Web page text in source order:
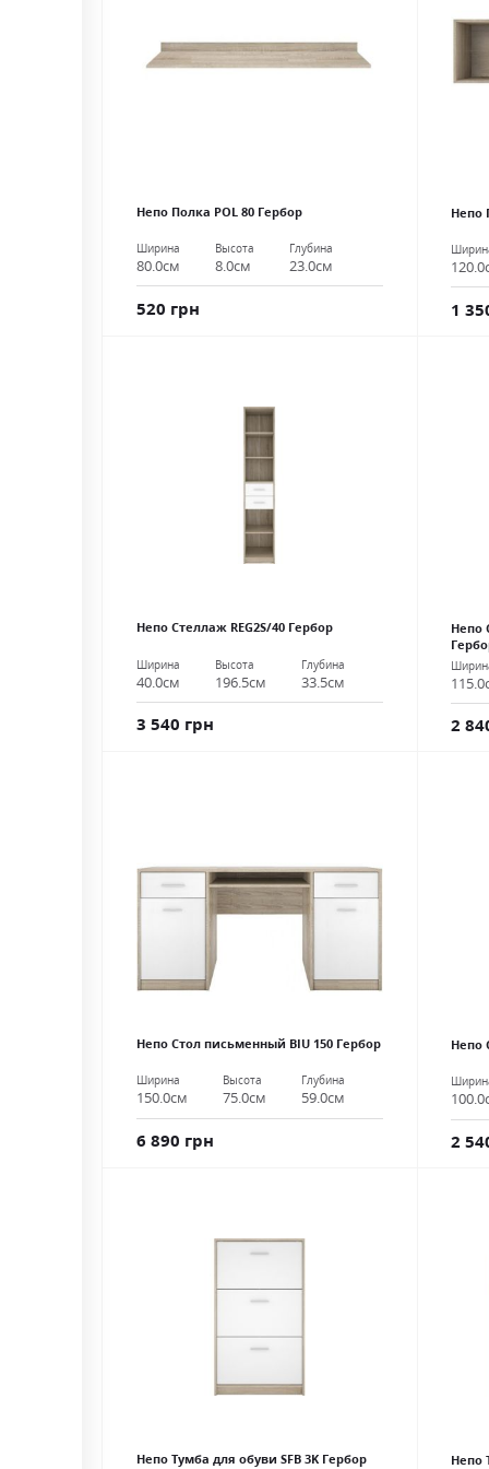
Непо Полка POL 80 Гербор
Ширина
80.0см
Высота
8.0см
Глубина
23.0см
520 грн
Непо
1
Непо Стеллаж REG2S/40 Гербор
Ширина
40.0см
Высота
196.5см
Глубина
33.5см
3 540 грн
Непо
2
Непо Стол письменный BIU 150 Гербор
Ширина
150.0см
Высота
75.0см
Глубина
59.0см
6 890 грн
Непо
2
Непо Тумба для обуви SFB 3K Гербор
Непо